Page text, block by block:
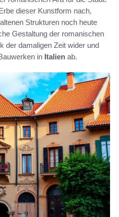
dieser Kunstform nach,
Strukturen noch heute
Gestaltung der romanischen
der damaligen Zeit wider und
in Italien ab.